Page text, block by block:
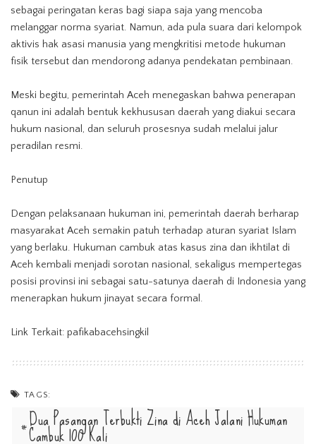
sebagai peringatan keras bagi siapa saja yang mencoba
melanggar norma syariat. Namun, ada pula suara dari kelompok
aktivis hak asasi manusia yang mengkritisi metode hukuman
fisik tersebut dan mendorong adanya pendekatan pembinaan.
Meski begitu, pemerintah Aceh menegaskan bahwa penerapan
qanun ini adalah bentuk kekhususan daerah yang diakui secara
hukum nasional, dan seluruh prosesnya sudah melalui jalur
peradilan resmi.
Penutup
Dengan pelaksanaan hukuman ini, pemerintah daerah berharap
masyarakat Aceh semakin patuh terhadap aturan syariat Islam
yang berlaku. Hukuman cambuk atas kasus zina dan ikhtilat di
Aceh kembali menjadi sorotan nasional, sekaligus mempertegas
posisi provinsi ini sebagai satu-satunya daerah di Indonesia yang
menerapkan hukum jinayat secara formal.
Link Terkait: pafikabacehsingkil
TAGS:
Dua Pasangan Terbukti Zina di Aceh Jalani Hukuman
Cambuk 100 Kali